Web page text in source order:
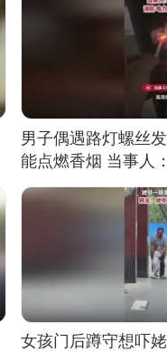
男子偶遇路灯螺丝
能点燃香烟 当事人
女孩门后蹲守想吓